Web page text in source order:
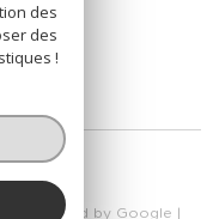
powered by Google |
des
des
!